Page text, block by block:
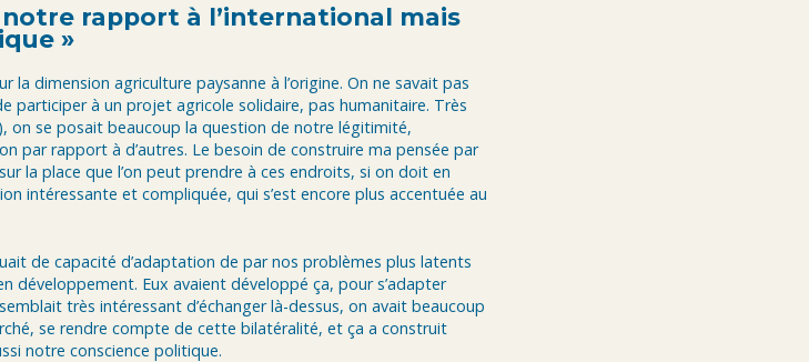
rapport à l’international mais
»
la dimension agriculture paysanne à l’origine. On ne savait pas
participer à un projet agricole solidaire, pas humanitaire. Très
on se posait beaucoup la question de notre légitimité,
par rapport à d’autres. Le besoin de construire ma pensée par
la place que l’on peut prendre à ces endroits, si on doit en
intéressante et compliquée, qui s’est encore plus accentuée au
de capacité d’adaptation de par nos problèmes plus latents
développement. Eux avaient développé ça, pour s’adapter
très intéressant d’échanger là-dessus, on avait beaucoup
se rendre compte de cette bilatéralité, et ça a construit
notre conscience politique.